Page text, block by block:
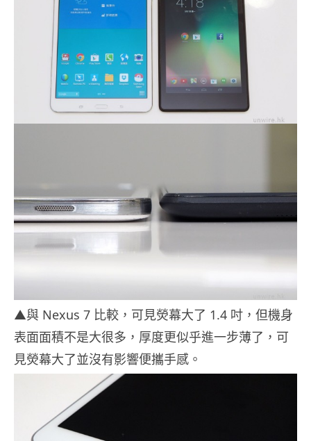
▲與 Nexus 7 比較，可見熒幕大了 1.4 吋，但機身
表面面積不是大很多，厚度更似乎進一步薄了，可
見熒幕大了並沒有影響便攜手感。